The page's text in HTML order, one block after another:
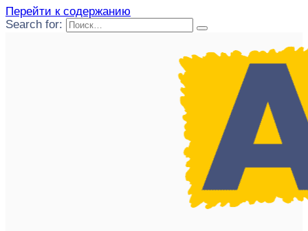
Перейти к содержанию
Search for: